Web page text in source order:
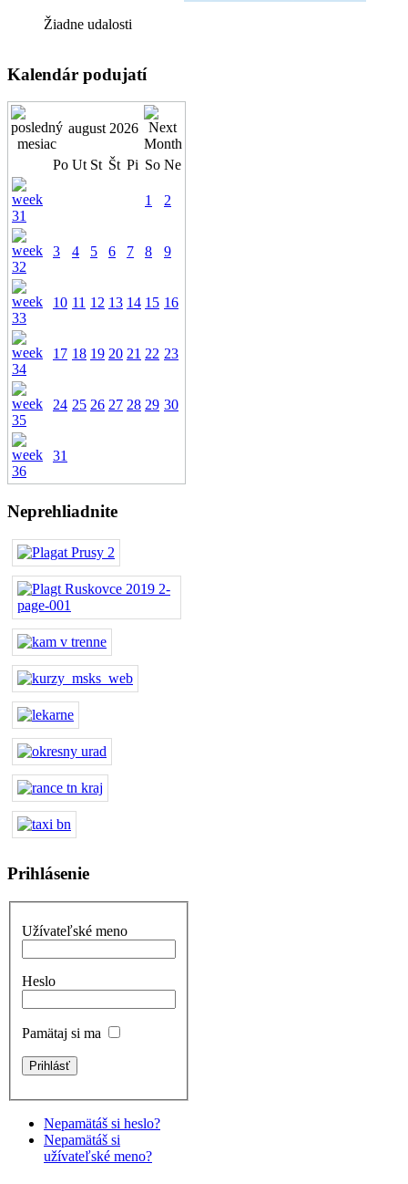
Žiadne udalosti
Kalendár podujatí
august 2026
Po Ut St Št Pi So Ne
1 2
3 4 5 6 7 8 9
10 11 12 13 14 15 16
17 18 19 20 21 22 23
24 25 26 27 28 29 30
31
Neprehliadnite
Prihlásenie
Užívateľské meno
Heslo
Pamätaj si ma
Nepamätáš si heslo?
Nepamätáš si
užívateľské meno?